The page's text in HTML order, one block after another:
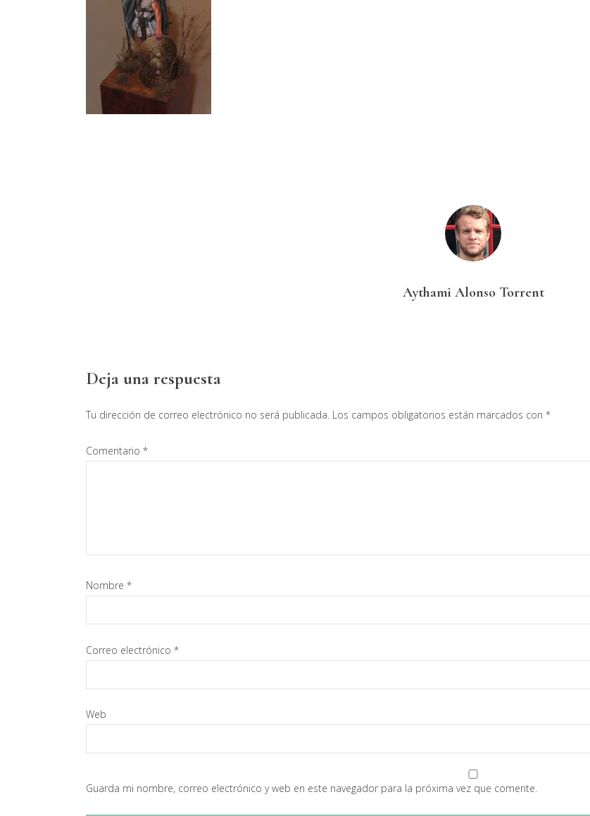
Aythami Alonso Torrent
Interacciones
con
lectores
Deja una respuesta
Tu dirección de correo electrónico no será publicada. Los campos obligatorios están marcados con *
Comentario *
Nombre *
Correo electrónico *
Web
Guarda mi nombre, correo electrónico y web en este navegador para la próxima vez que comente.